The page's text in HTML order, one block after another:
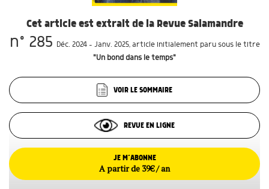
Cet article est extrait de la Revue Salamandre
n° 285 Déc. 2024 - Janv. 2025, article initialement paru sous le titre
"Un bond dans le temps"
VOIR LE SOMMAIRE
REVUE EN LIGNE
JE M’ABONNE
A partir de 39€ / an